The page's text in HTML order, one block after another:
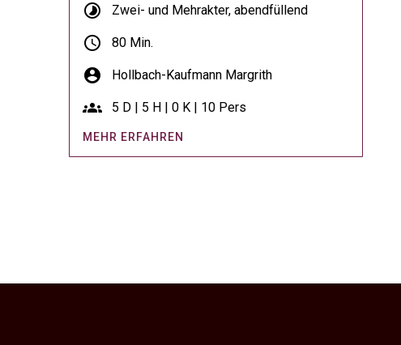
timelapse Zwei- und Mehrakter, abendfüllend
schedule 80 Min.
account_circle Hollbach-Kaufmann Margrith
groups 5 D | 5 H | 0 K | 10 Pers
MEHR ERFAHREN